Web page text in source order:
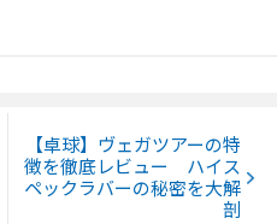
【卓球】ヴェガツアーの特
徴を徹底レビュー ハイス
ペックラバーの秘密を大解
剖